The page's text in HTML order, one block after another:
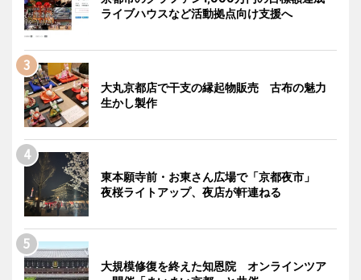
ライブハウスなど活動拠点向け支援へ
大丸京都店で干支の縁起物販売 古布の魅力
生かし製作
東本願寺前・お東さん広場で「京都夜市」
夜桜ライトアップ、夜店が軒連ねる
大規模修復を終えた知恩院 オンラインツア